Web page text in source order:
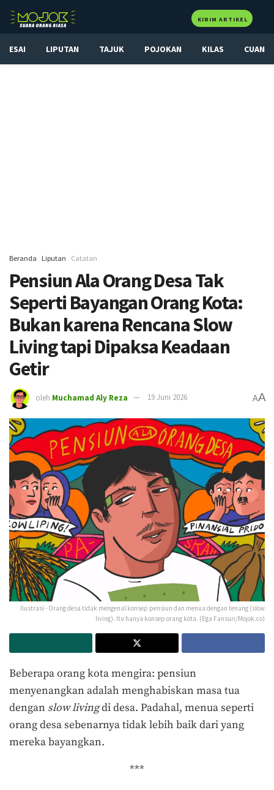
KIRIM ARTIKEL
ESAI LIPUTAN TAJUK POJOKAN KILAS CUAN
Beranda Liputan Catatan
Pensiun Ala Orang Desa Tak
Seperti Bayangan Orang Kota:
Bukan karena Rencana Slow
Living tapi Dipaksa Keadaan
Getir
oleh Muchamad Aly Reza 19 Juni 2026 AA
Ilustrasi - Orang desa tidak mengenal konsep pensiun dan menua dengan tenang (slow
living). Itu hanya konsep orang kota. (Ega Fansuri/Mojok.co)
Beberapa orang kota mengira: pensiun
menyenangkan adalah menghabiskan masa tua
dengan slow livingdi desa. Padahal, menua seperti
orang desa sebenarnya tidak lebih baik dari yang
mereka bayangkan.
***